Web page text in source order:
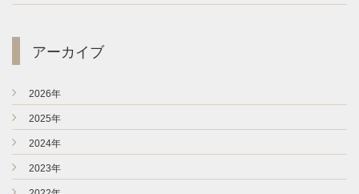
アーカイブ
2026年
2025年
2024年
2023年